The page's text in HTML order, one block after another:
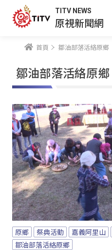
TITV NEWS
原視新聞網
首頁 鄒油部落活絡原鄉
鄒油部落活絡原鄉
原鄉 祭典活動 嘉義阿里山
鄒油部落活絡原鄉